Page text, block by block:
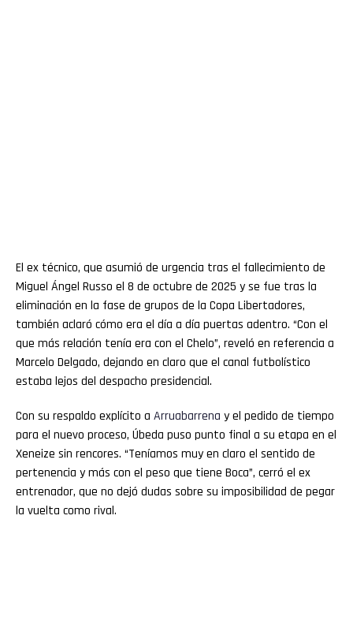
El ex técnico, que asumió de urgencia tras el fallecimiento de
Miguel Ángel Russo el 8 de octubre de 2025 y se fue tras la
eliminación en la fase de grupos de la Copa Libertadores,
también aclaró cómo era el día a día puertas adentro. “Con el
que más relación tenía era con el Chelo”, reveló en referencia a
Marcelo Delgado, dejando en claro que el canal futbolístico
estaba lejos del despacho presidencial.
Con su respaldo explícito a Arruabarrena y el pedido de tiempo
para el nuevo proceso, Úbeda puso punto final a su etapa en el
Xeneize sin rencores. “Teníamos muy en claro el sentido de
pertenencia y más con el peso que tiene Boca”, cerró el ex
entrenador, que no dejó dudas sobre su imposibilidad de pegar
la vuelta como rival.